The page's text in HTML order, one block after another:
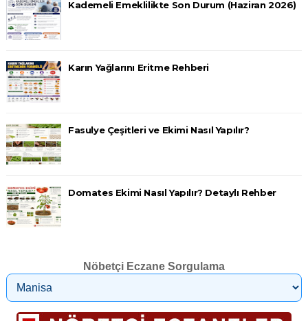
Kademeli Emeklilikte Son Durum (Haziran 2026)
Karın Yağlarını Eritme Rehberi
Fasulye Çeşitleri ve Ekimi Nasıl Yapılır?
Domates Ekimi Nasıl Yapılır? Detaylı Rehber
Nöbetçi Eczane Sorgulama